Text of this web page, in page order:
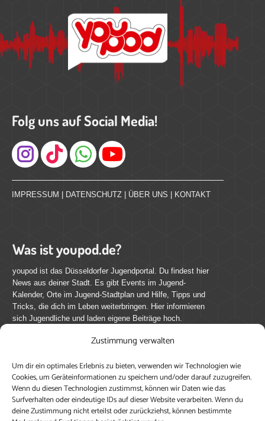
Zustimmung verwalten
Um dir ein optimales Erlebnis zu bieten, verwenden wir Technologien wie
Cookies, um Geräteinformationen zu speichern und/oder darauf zuzugreifen.
Wenn du diesen Technologien zustimmst, können wir Daten wie das
Surfverhalten oder eindeutige IDs auf dieser Website verarbeiten. Wenn du
deine Zustimmung nicht erteilst oder zurückziehst, können bestimmte
Folg uns auf Social Media!
Instagram
IMPRESSUM | DATENSCHUTZ | ÜBER UNS | KONTAKT
Was ist youpod.de?
youpod ist das Düsseldorfer Jugendportal. Du findest hier
News aus deiner Stadt. Es gibt Events im Jugend-
Kalender, Orte im Jugend-Stadtplan und Hilfe, Tipps und
Tricks, die dich im Leben weiterbringen. Hier informieren
sich Jugendliche und laden eigene Beiträge hoch.
youpod.de lebt von Menschen wie dir. Sammel
journalistische Erfahrung, teile deine Perspektive und
veröffentliche deine Beiträge auf youpod.de.Du musst
dich anmelden, um alle Funktionen nutzen zu können, ein